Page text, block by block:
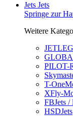
Jets Jets
Springe zur
Weitere
PILOT-
T-
XFly-
FBJets /
HSDJets